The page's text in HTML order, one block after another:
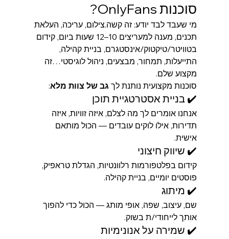
סוכנות OnlyFans?
מי שעבד לבד יודע: זה קשה.צילום, עריכה, העלאת
תכנים, מענה למעריצים 10–12 שעות ביום, קידום
בטוויטר/טיקטוק/אינסטגרם, בניית קהילה,
התייעלות, תמחור, מבצעים, ניהול לוגיסטי…זה
מקצוע שלם.
סוכנות מקצועית נותנת לך גב של צוות מלא:
✔️ בניית אסטרטגיית תוכן
אנחנו אומרים לך מה לצלם, איזה זוויות, איזה
תדירות, אילו לוקים עובדים — הכול מותאם
אישית.
✔️ שיווק חיצוני
קידום בפלטפורמות רלוונטיות, הגדלת טראפיק,
פוסטים יומיים, בניית קהילה.
✔️ מיתוג
שם, עיצוב, שפה, אופי מותג — הכול כדי להפוך
אותך לייחודי/ת בשוק.
✔️ שמירה על אנונימיות